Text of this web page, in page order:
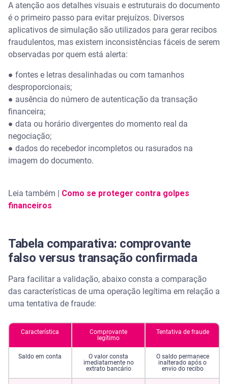
A atenção aos detalhes visuais e estruturais do documento
é o primeiro passo para evitar prejuízos. Diversos
aplicativos de simulação são utilizados para gerar recibos
fraudulentos, mas existem inconsistências fáceis de serem
observadas por quem está alerta:
● fontes e letras desalinhadas ou com tamanhos
desproporcionais;
● ausência do número de autenticação da transação
financeira;
● data ou horário divergentes do momento real da
negociação;
● dados do recebedor incompletos ou rasurados na
imagem do documento.
Leia também |
Como se proteger contra golpes
financeiros
Tabela comparativa: comprovante
falso versus transação confirmada
Para facilitar a validação, abaixo consta a comparação
das características de uma operação legítima em relação a
uma tentativa de fraude:
Característica
Comprovante
legítimo
Tentativa de fraude
Saldo em conta
O valor consta
imediatamente no
extrato bancário
O saldo permanece
inalterado após o
envio do recibo